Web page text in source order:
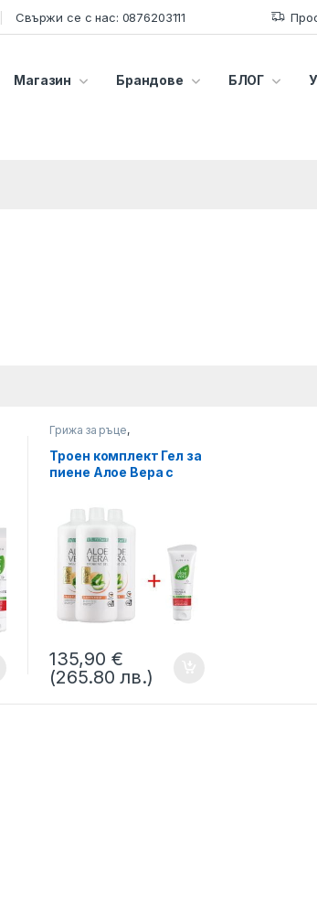
Свържи се с нас: 0876203111
Магазин Брандове БЛОГ
Грижа за ръце,
Метаболизъм,
Благосъстояние
Троен комплект Гел за
пиене Алое Вера с
диабетици + Крем
Алое Вера с Прополис,
135,90 €
(265.80 лв.)